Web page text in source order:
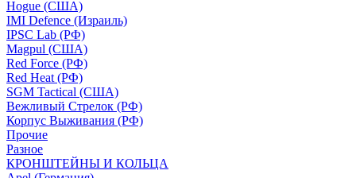
Hogue (США)
IMI Defence (Израиль)
IPSC Lab (РФ)
Magpul (США)
Red Force (РФ)
Red Heat (РФ)
SGM Tactical (США)
Вежливый Стрелок (РФ)
Корпус Выживания (РФ)
Прочие
Разное
КРОНШТЕЙНЫ И КОЛЬЦА